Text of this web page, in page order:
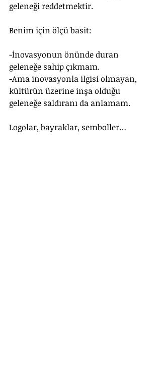
geleneği reddetmektir.
Benim için ölçü basit:
-İnovasyonun önünde duran
geleneğe sahip çıkmam.
-Ama inovasyonla ilgisi olmayan,
kültürün üzerine inşa olduğu
geleneğe saldıranı da anlamam.
Logolar, bayraklar, semboller…